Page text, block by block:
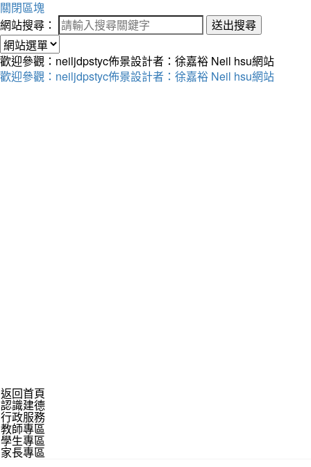
關閉區塊
網站搜尋：
送出搜尋
歡迎參觀：neiljdpstyc佈景設計者：徐嘉裕 Neil hsu網站
歡迎參觀：neiljdpstyc佈景設計者：徐嘉裕 Neil hsu網站
返回首頁
認識建德
行政服務
教師專區
學生專區
家長專區